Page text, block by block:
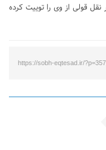
نقل قولی از وی را توییت کرده
https://sobh-eqtesad.ir/